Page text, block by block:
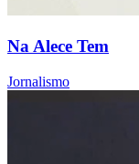
Na Alece Tem
Jornalismo